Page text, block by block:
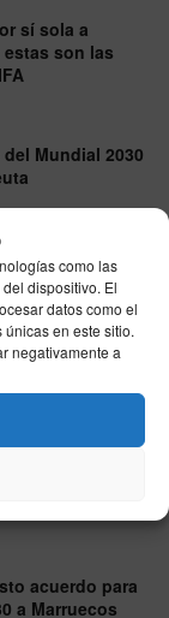
como las
dispositivo. El
datos como el
en este sitio.
negativamente a
sí sola a
son las
Mundial 2030
2026: horarios
de Silverstone
ante
de Canadá
y anuncia
acuerdo para
a Marruecos